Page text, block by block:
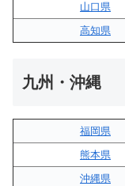
山口県
高知県
九州・沖縄
福岡県
熊本県
沖縄県